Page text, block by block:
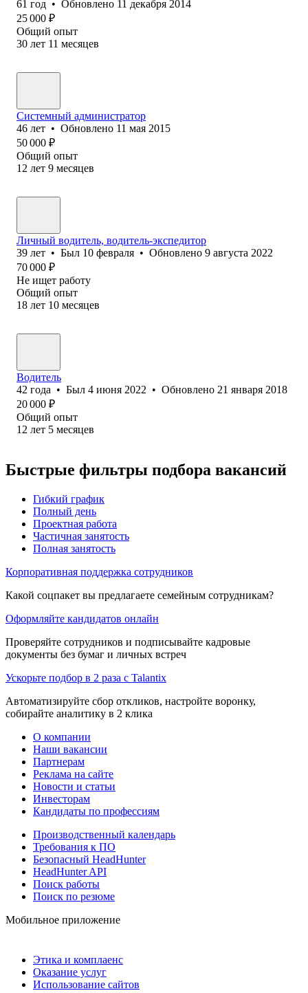
61 год • Обновлено 11 декабря 2014
25 000 ₽
Общий опыт
30 лет 11 месяцев
Системный администратор
46 лет • Обновлено 11 мая 2015
50 000 ₽
Общий опыт
12 лет 9 месяцев
Личный водитель, водитель-экспедитор
39 лет • Был 10 февраля • Обновлено 9 августа 2022
70 000 ₽
Не ищет работу
Общий опыт
18 лет 10 месяцев
Водитель
42 года • Был 4 июня 2022 • Обновлено 21 января 2018
20 000 ₽
Общий опыт
12 лет 5 месяцев
Быстрые фильтры подбора вакансий
Гибкий график
Полный день
Проектная работа
Частичная занятость
Полная занятость
Корпоративная поддержка сотрудников
Какой соцпакет вы предлагаете семейным сотрудникам?
Оформляйте кандидатов онлайн
Проверяйте сотрудников и подписывайте кадровые
документы без бумаг и личных встреч
Ускорьте подбор в 2 раза с Talantix
Автоматизируйте сбор откликов, настройте воронку,
собирайте аналитику в 2 клика
О компании
Наши вакансии
Партнерам
Реклама на сайте
Новости и статьи
Инвесторам
Кандидаты по профессиям
Производственный календарь
Требования к ПО
Безопасный HeadHunter
HeadHunter API
Поиск работы
Поиск по резюме
Мобильное приложение
Этика и комплаенс
Оказание услуг
Использование сайтов